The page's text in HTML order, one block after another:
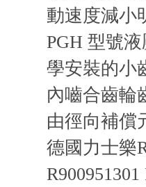
動速度減小
PGH 型號
學安裝的小
內嚙合齒輪
由徑向補償
德國力士樂